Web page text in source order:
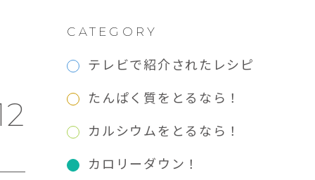
CATEGORY
テレビで紹介されたレシピ
たんぱく質をとるなら！
カルシウムをとるなら！
カロリーダウン！